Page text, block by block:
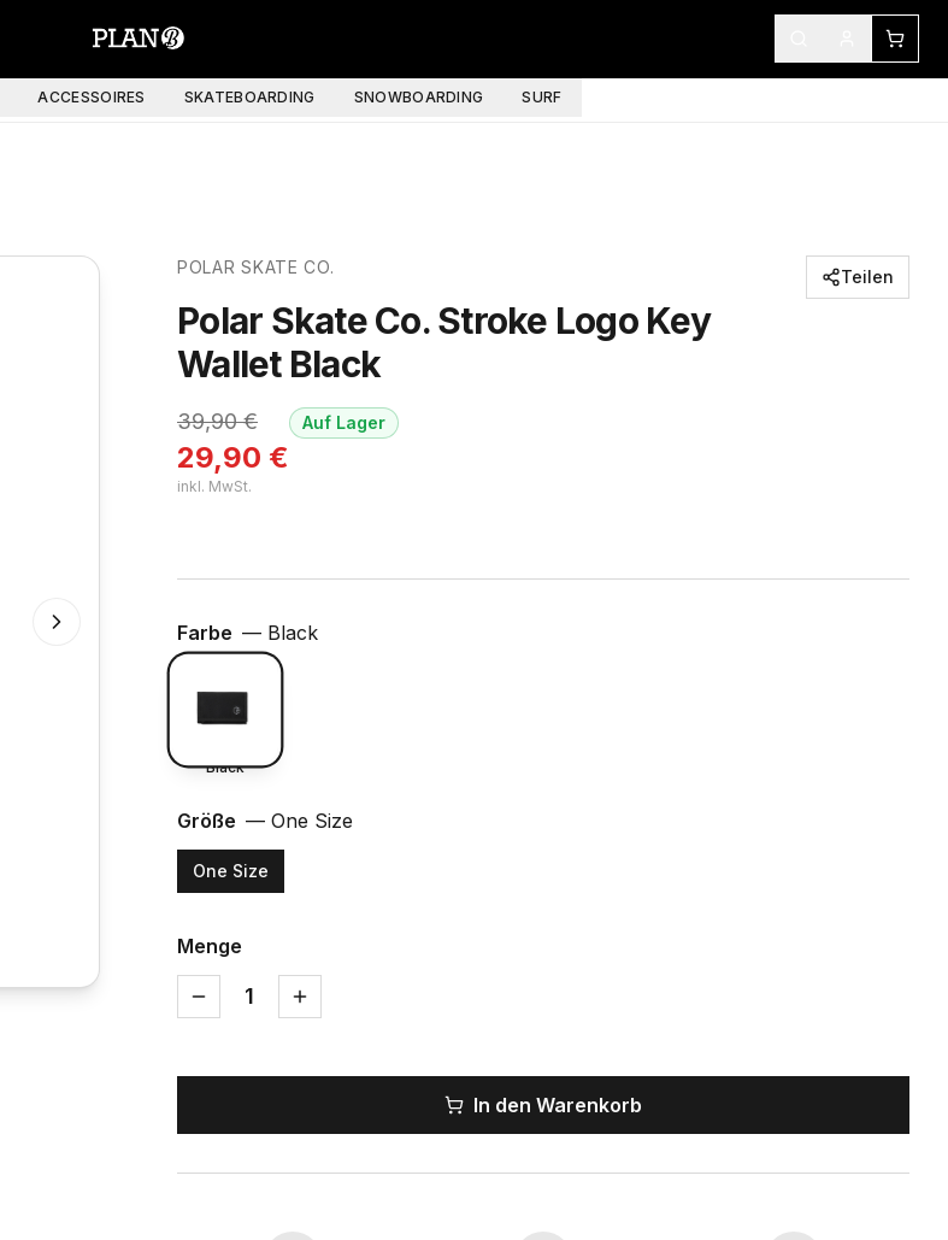
ACCESSOIRES SKATEBOARDING SNOWBOARDING SURF
POLAR SKATE CO.
Polar Skate Co. Stroke Logo Key
Wallet Black
39,90€
29,90 €
inkl. MwSt.
Auf Lager
Teilen
Farbe — Black
Black
Größe — One Size
One Size
Menge
1
In den Warenkorb